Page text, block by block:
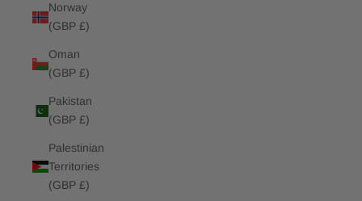
Norway
(GBP £)
Oman
(GBP £)
Pakistan
(GBP £)
Palestinian
Territories
(GBP £)